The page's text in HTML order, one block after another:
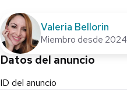
Valeria Bellorin
Miembro desde 2024
Datos del anuncio
ID del anuncio